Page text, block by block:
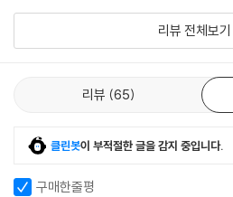
유전학적 관점에서 볼 때에 동종 교배가
가문의 사람들 또한 근친 상간이라는 동종
로 열등한 자손을 낳는다.이 작품의 마지
이인 아우렐리아노와 아마란타 우르슬라
가 달린 자손을 낳기에 이른다. 이렇게 기
이다.
그들이 자폐적인 순환에서 결코 벗어나지
리뷰 전체보기
리뷰 65
클린봇이 부적절한 글을 감지 중입니다.
구매한줄평